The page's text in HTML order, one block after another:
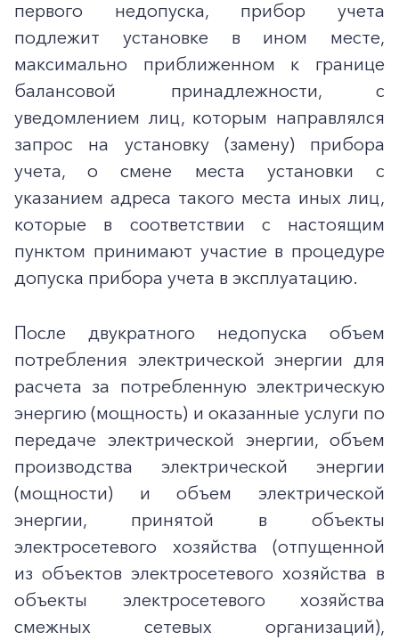
первого недопуска, прибор учета
подлежит установке в ином месте,
максимально приближенном к границе
балансовой принадлежности, с
уведомлением лиц, которым направлялся
запрос на установку (замену) прибора
учета, о смене места установки с
указанием адреса такого места иных лиц,
которые в соответствии с настоящим
пунктом принимают участие в процедуре
допуска прибора учета в эксплуатацию.
После двукратного недопуска объем
потребления электрической энергии для
расчета за потребленную электрическую
энергию (мощность) и оказанные услуги по
передаче электрической энергии, объем
производства электрической энергии
(мощности) и объем электрической
энергии, принятой в объекты
электросетевого хозяйства (отпущенной
из объектов электросетевого хозяйства в
объекты электросетевого хозяйства
смежных сетевых организаций),